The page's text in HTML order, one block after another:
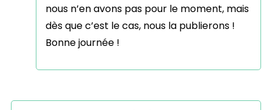
nous n’en avons pas pour le moment, mais
dès que c’est le cas, nous la publierons !
Bonne journée !